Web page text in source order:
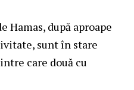
după aproape
sunt în stare
care două cu